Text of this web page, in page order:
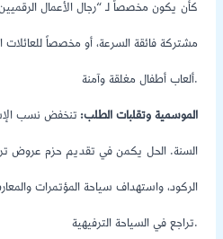
كأن يكون مخصصاً لـ “رجال الأعمال
مشتركة فائقة السرعة، أو مخصصاً للعائلات
ألعاب أطفال مغلقة وآمنة.
الموسمية وتقلبات الطلب: تنخفض نسب
السنة. الحل يكمن في تقديم حزم عروض
الركود، واستهداف سياحة المؤتمرات
تراجع في السياحة الترفيهية.